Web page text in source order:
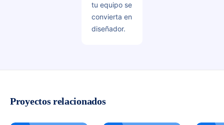
tu equipo se
convierta en
diseñador.
Proyectos relacionados